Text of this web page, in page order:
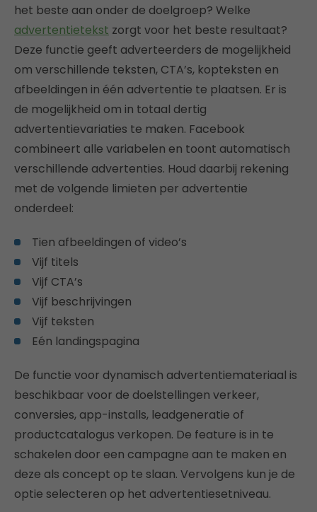
het beste aan onder de doelgroep? Welke
advertentietekst zorgt voor het beste resultaat?
Deze functie geeft adverteerders de mogelijkheid
om verschillende teksten, CTA’s, kopteksten en
afbeeldingen in één advertentie te plaatsen. Er is
de mogelijkheid om in totaal dertig
advertentievariaties te maken. Facebook
combineert alle variabelen en toont automatisch
verschillende advertenties. Houd daarbij rekening
met de volgende limieten per advertentie
onderdeel:
Tien afbeeldingen of video’s
Vijf titels
Vijf CTA’s
Vijf beschrijvingen
Vijf teksten
Eén landingspagina
De functie voor dynamisch advertentiemateriaal is
beschikbaar voor de doelstellingen verkeer,
conversies, app-installs, leadgeneratie of
productcatalogus verkopen. De feature is in te
schakelen door een campagne aan te maken en
deze als concept op te slaan. Vervolgens kun je de
optie selecteren op het advertentiesetniveau.